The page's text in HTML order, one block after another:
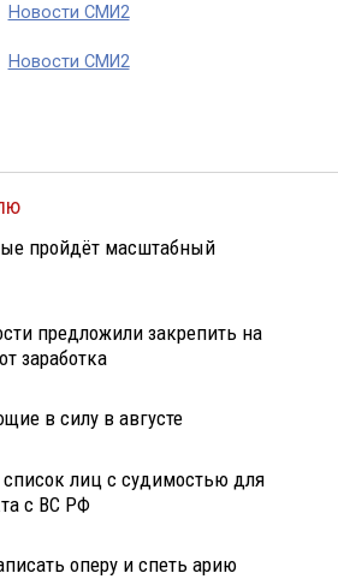
Новости СМИ2
Новости СМИ2
пройдёт масштабный
предложили закрепить на
заработка
в силу в августе
лиц с судимостью для
с ВС РФ
оперу и спеть арию